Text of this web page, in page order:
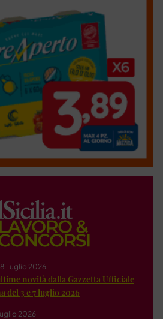
Luglio 2026
novità dalla Gazzetta Ufficiale
del 3 e 7 luglio 2026
2026